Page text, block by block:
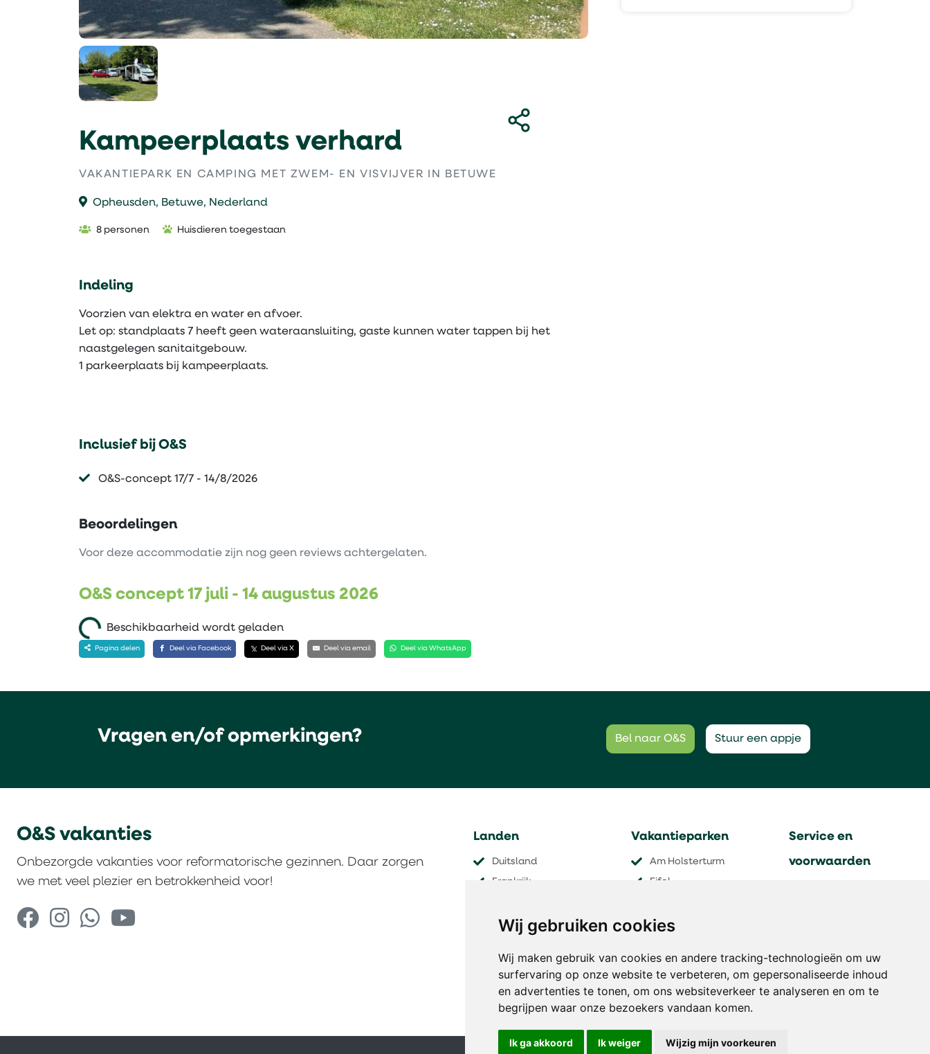
Wij gebruiken cookies
Wij maken gebruik van cookies en andere tracking-technologieën om uw
surfervaring op onze website te verbeteren, om gepersonaliseerde inhoud
en advertenties te tonen, om ons websiteverkeer te analyseren en om te
begrijpen waar onze bezoekers vandaan komen.
Ik ga akkoord Ik weiger Wijzig mijn voorkeuren
Kampeerplaats verhard
VAKANTIEPARK EN CAMPING MET ZWEM- EN VISVIJVER IN BETUWE
Opheusden, Betuwe, Nederland
8 personen Huisdieren toegestaan
Indeling
Voorzien van elektra en water en afvoer.
Let op: standplaats 7 heeft geen wateraansluiting, gaste kunnen water tappen bij het
naastgelegen sanitaitgebouw.
1 parkeerplaats bij kampeerplaats.
Inclusief bij O&S
O&S-concept 17/7 - 14/8/2026
Beoordelingen
Voor deze accommodatie zijn nog geen reviews achtergelaten.
O&S concept 17 juli - 14 augustus 2026
Beschikbaarheid wordt geladen
Pagina delen Deel via Facebook Deel via X Deel via email Deel via WhatsApp
Vragen en/of opmerkingen? Bel naar O&S Stuur een appje
O&S vakanties
Onbezorgde vakanties voor reformatorische gezinnen. Daar zorgen
we met veel plezier en betrokkenheid voor!
Landen
Duitsland
Frankrijk
Oostenrijk
​​​​​​​Zwitserland
Vakantieparken
Am Holsterturm
Eifel
Les Menuires
Pinzgautal
Holiday Hill
Thyon 2000
Service en
voorwaarden
Algemene voorwaarden
Disclaimer